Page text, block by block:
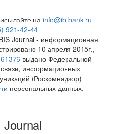
на info@ib-bank.ru
921-42-44
Journal - информационная
10 апреля 2015г.,
выдано Федеральной
информационных
(Роскомнадзор)
персональных данных.
Journal